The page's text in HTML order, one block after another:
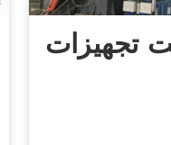
تجهیزات